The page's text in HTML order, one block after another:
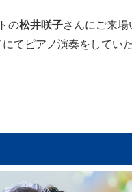
の松井咲子さんにご来
てピアノ演奏をしてい